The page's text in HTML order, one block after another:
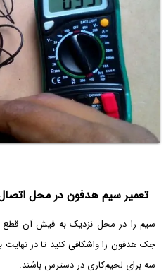
تعمیر سیم هدفون در محل
سیم را در محل نزدیک به فیش آن قطع
جک هدفون را واشکافی کنید تا در
سه برای لحیم‌کاری در دسترس باشند.